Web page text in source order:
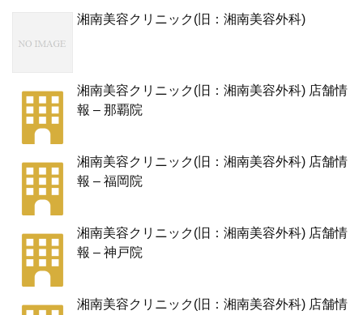
湘南美容クリニック(旧：湘南美容外科)
湘南美容クリニック(旧：湘南美容外科) 店舗情
報 – 那覇院
湘南美容クリニック(旧：湘南美容外科) 店舗情
報 – 福岡院
湘南美容クリニック(旧：湘南美容外科) 店舗情
報 – 神戸院
湘南美容クリニック(旧：湘南美容外科) 店舗情